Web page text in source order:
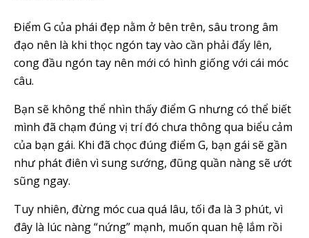
Điểm G của phái đẹp nằm ở bên trên, sâu trong âm
đạo nên là khi thọc ngón tay vào cần phải đẩy lên,
cong đầu ngón tay nên mới có hình giống với cái móc
câu.
Bạn sẽ không thể nhìn thấy điểm G nhưng có thể biết
mình đã chạm đúng vị trí đó chưa thông qua biểu cảm
của bạn gái. Khi đã chọc đúng điểm G, bạn gái sẽ gần
như phát điên vì sung sướng, đũng quần nàng sẽ ướt
sũng ngay.
Tuy nhiên, đừng móc cua quá lâu, tối đa là 3 phút, vì
đây là lúc nàng “nứng” mạnh, muốn quan hệ lắm rồi